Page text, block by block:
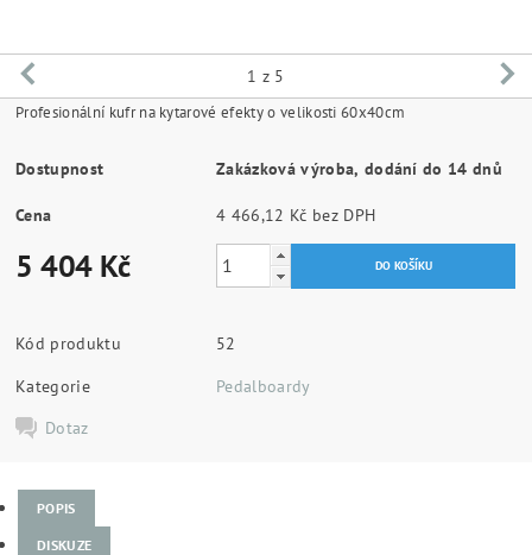
1 z 5
Profesionální kufr na kytarové efekty o velikosti 60x40cm
Dostupnost Zakázková výroba, dodání do 14 dnů
Cena 4 466,12 Kč bez DPH
5 404 Kč
Kód produktu
52
Kategorie
Pedalboardy
Dotaz
POPIS
DISKUZE